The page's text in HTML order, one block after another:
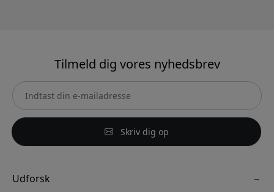
Tilmeld dig vores nyhedsbrev
Skriv dig op
Udforsk